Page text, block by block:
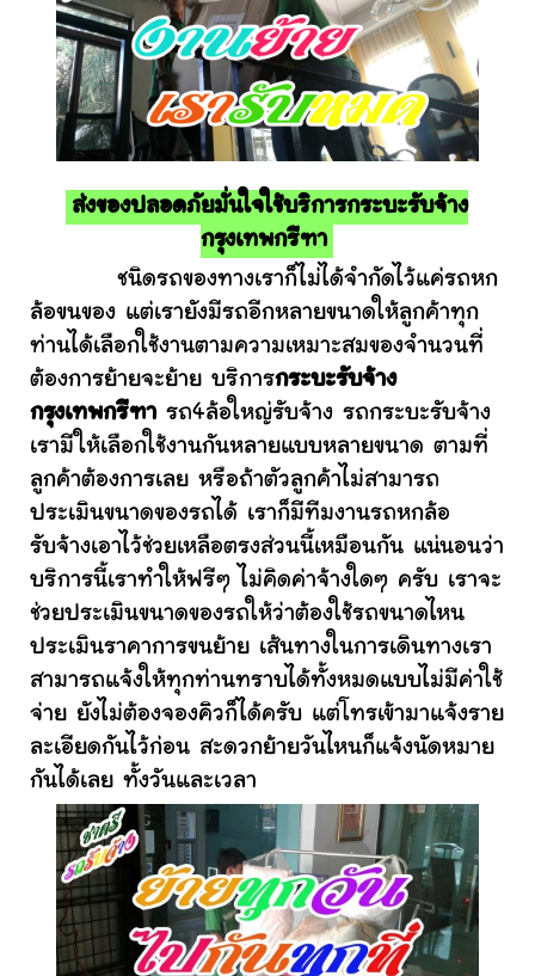
ส่งของปลอดภัยมั่นใจใช้บริการกระบะรับจ้าง
กรุงเทพกรีฑา
ชนิดรถของทางเราก็ไม่ได้จำกัดไว้แค่รถหก
ล้อขนของ แต่เรายังมีรถอีกหลายขนาดให้ลูกค้าทุก
ท่านได้เลือกใช้งานตามความเหมาะสมของจำนวนที่
ต้องการย้ายจะย้าย บริการกระบะรับจ้าง
กรุงเทพกรีฑา รถ4ล้อใหญ่รับจ้าง รถกระบะรับจ้าง
เรามีให้เลือกใช้งานกันหลายแบบหลายขนาด ตามที่
ลูกค้าต้องการเลย หรือถ้าตัวลูกค้าไม่สามารถ
ประเมินขนาดของรถได้ เราก็มีทีมงานรถหกล้อ
รับจ้างเอาไว้ช่วยเหลือตรงส่วนนี้เหมือนกัน แน่นอนว่า
บริการนี้เราทำให้ฟรีๆ ไม่คิดค่าจ้างใดๆ ครับ เราจะ
ช่วยประเมินขนาดของรถให้ว่าต้องใช้รถขนาดไหน
ประเมินราคาการขนย้าย เส้นทางในการเดินทางเรา
สามารถแจ้งให้ทุกท่านทราบได้ทั้งหมดแบบไม่มีค่าใช้
จ่าย ยังไม่ต้องจองคิวก็ได้ครับ แต่โทรเข้ามาแจ้งราย
ละเอียดกันไว้ก่อน สะดวกย้ายวันไหนก็แจ้งนัดหมาย
กันได้เลย ทั้งวันและเวลา